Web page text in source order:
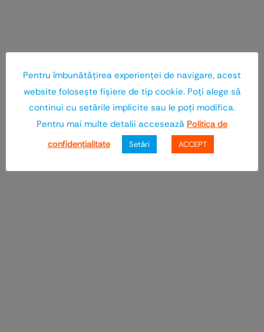
Pentru îmbunătăţirea experienţei de navigare, acest
website foloseşte fişiere de tip cookie. Poţi alege să
continui cu setările implicite sau le poţi modifica.
Pentru mai multe detalii accesează Politica de
confidenţialitate
Setări ACCEPT